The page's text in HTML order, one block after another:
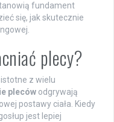
fundament
się, jak skutecznie
plecy?
z wielu
pleców odgrywają
postawy ciała. Kiedy
jest lepiej